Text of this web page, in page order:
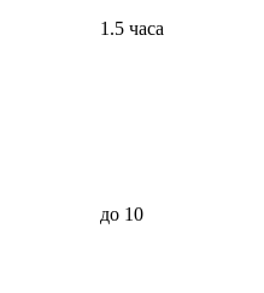
1.5 часа
до 10